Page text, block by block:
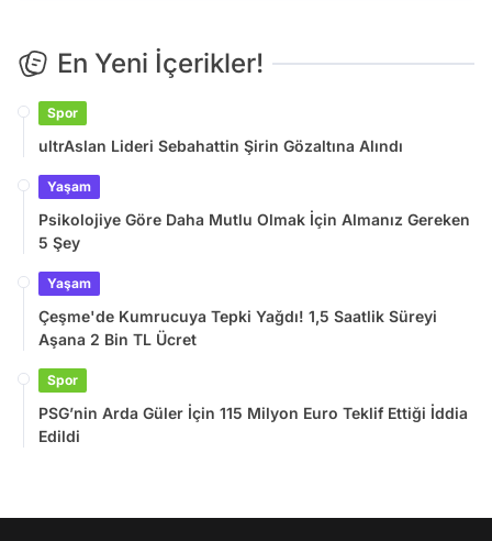
En Yeni İçerikler!
Spor
ultrAslan Lideri Sebahattin Şirin Gözaltına Alındı
Yaşam
Psikolojiye Göre Daha Mutlu Olmak İçin Almanız Gereken
5 Şey
Yaşam
Çeşme'de Kumrucuya Tepki Yağdı! 1,5 Saatlik Süreyi
Aşana 2 Bin TL Ücret
Spor
PSG’nin Arda Güler İçin 115 Milyon Euro Teklif Ettiği İddia
Edildi